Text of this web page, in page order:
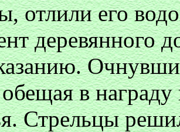
отлили его
деревянного
в
Стрельцы